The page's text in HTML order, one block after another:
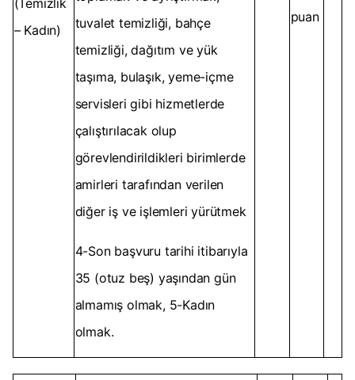
(Temizlik
– Kadın)
tuvalet temizliği, bahçe
temizliği, dağıtım ve yük
taşıma, bulaşık, yeme-içme
servisleri gibi hizmetlerde
çalıştırılacak olup
görevlendirildikleri birimlerde
amirleri tarafından verilen
diğer iş ve işlemleri yürütmek
4-Son başvuru tarihi itibarıyla
35 (otuz beş) yaşından gün
almamış olmak, 5-Kadın
olmak.
puan